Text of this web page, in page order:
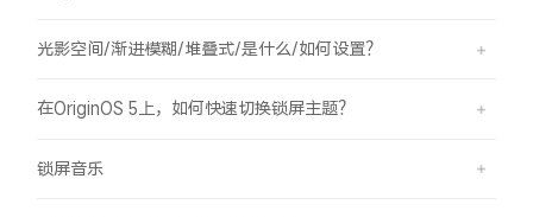
光影空间/渐进模糊/堆叠式/是什么/如何设置？
在OriginOS 5上，如何快速切换锁屏主题？
锁屏音乐